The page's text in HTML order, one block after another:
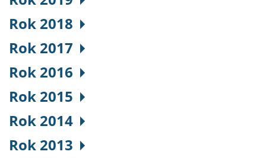
Rok 2018
Rok 2017
Rok 2016
Rok 2015
Rok 2014
Rok 2013